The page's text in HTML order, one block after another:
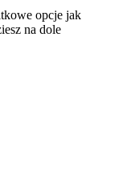
opcje jak
na dole